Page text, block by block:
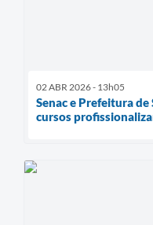
02 ABR 2026 - 13h05
Senac e Prefeitura
cursos